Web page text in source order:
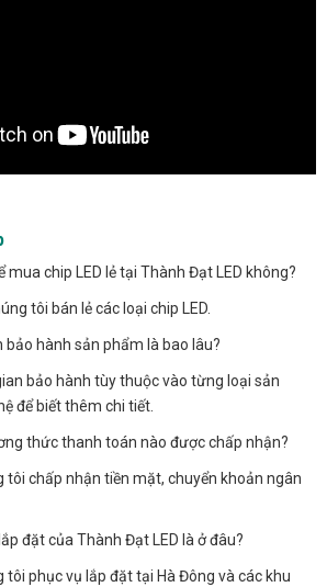
mua chip LED lẻ tại Thành Đạt LED không?
tôi bán lẻ các loại chip LED.
bảo hành sản phẩm là bao lâu?
bảo hành tùy thuộc vào từng loại sản
để biết thêm chi tiết.
thức thanh toán nào được chấp nhận?
tôi chấp nhận tiền mặt, chuyển khoản ngân
đặt của Thành Đạt LED là ở đâu?
tôi phục vụ lắp đặt tại Hà Đông và các khu